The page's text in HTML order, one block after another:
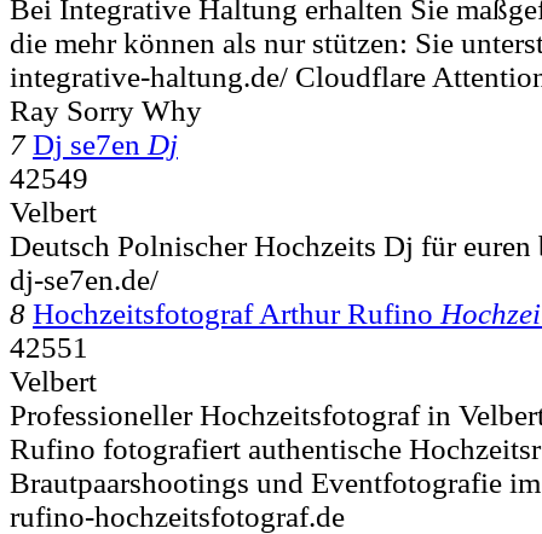
Bei Integrative Haltung erhalten Sie
die mehr können als nur stützen: Sie
integrative-haltung.de/ Cloudflare
Ray Sorry Why
7 Dj se7en Dj
42549
Velbert
Deutsch Polnischer Hochzeits Dj für euren
dj-se7en.de/
8 Hochzeitsfotograf Arthur Rufino
42551
Velbert
Professioneller Hochzeitsfotograf in
Rufino fotografiert authentische
Brautpaarshootings und Eventfotografie
rufino-hochzeitsfotograf.de